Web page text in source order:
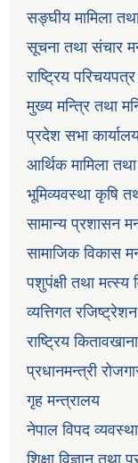
सङ्घीय मामिला
सूचना तथा संचार
राष्ट्रिय
मुख्य मन्त्रि तथा
प्रदेश सभा
आर्थिक मामिला
भूमिव्यवस्था कृषि
सामान्य प्रशासन
सामाजिक विकास
पशुपंक्षी तथा
व्यत्तिगत
राष्ट्रिय
प्रधानमन्त्री
गृह मन्त्रालय
नेपाल विपद